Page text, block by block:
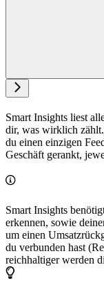
Smart Insights liest
dir, was wirklich
du einen einzigen
Geschäft gerankt,
Smart Insights
erkennen, sowie
um einen
du verbunden hast
reichhaltiger werden